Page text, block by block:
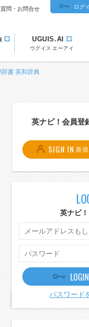
問・お問合せ ログ
UGUIS.AI
ウグイス エーアイ
辞書 英和辞典
英ナビ！会員登
SIGN IN 新
英ナビ
LOGIN
パスワード